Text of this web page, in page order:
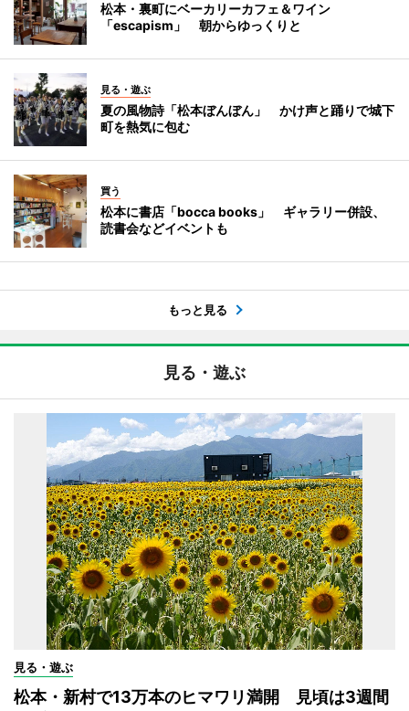
松本・裏町にベーカリーカフェ＆ワイン
「escapism」 朝からゆっくりと
見る・遊ぶ
夏の風物詩「松本ぼんぼん」 かけ声と踊りで城下
町を熱気に包む
買う
松本に書店「bocca books」 ギャラリー併設、
読書会などイベントも
もっと見る
見る・遊ぶ
見る・遊ぶ
松本・新村で13万本のヒマワリ満開 見頃は3週間